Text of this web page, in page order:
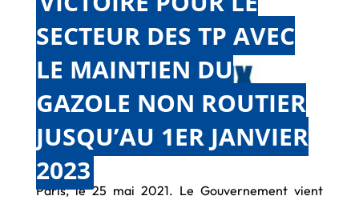
SECTEUR DES TP AVEC
LE MAINTIEN DU
GAZOLE NON ROUTIER
JUSQU’AU 1ER JANVIER
2023
Paris, le 25 mai 2021. Le Gouvernement vient